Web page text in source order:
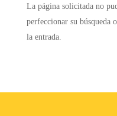
La página solicitada no
perfeccionar su búsqueda
la entrada.